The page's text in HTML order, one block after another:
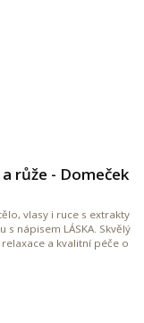
růže - Domeček
vlasy i ruce s extrakty
nápisem LÁSKA. Skvělý
a kvalitní péče o